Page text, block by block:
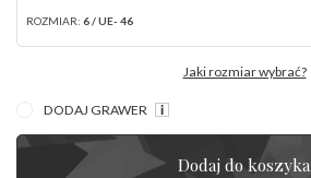
ROZMIAR: 6 / UE- 46
Jaki rozmiar wybrać?
DODAJ GRAWER
Dodaj do koszyka